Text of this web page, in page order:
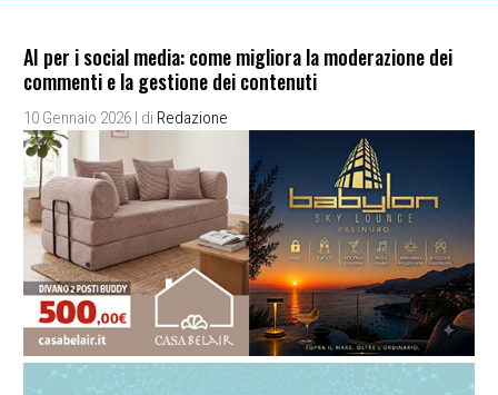
AI per i social media: come migliora la moderazione dei
commenti e la gestione dei contenuti
10 Gennaio 2026 | di Redazione